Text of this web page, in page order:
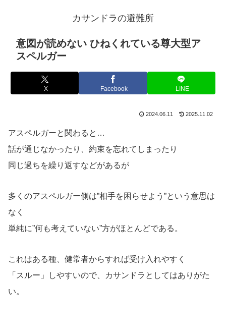
カサンドラの避難所
意図が読めない ひねくれている尊大型ア
スペルガー
X Facebook LINE
2024.06.11 2025.11.02
アスペルガーと関わると…
話が通じなかったり、約束を忘れてしまったり
同じ過ちを繰り返すなどがあるが
多くのアスペルガー側は”相手を困らせよう”という意思は
なく
単純に”何も考えていない”方がほとんどである。
これはある種、健常者からすれば受け入れやすく
「スルー」しやすいので、カサンドラとしてはありがた
い。